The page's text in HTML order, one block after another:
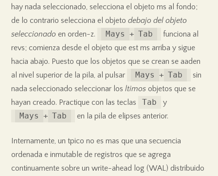
hay nada seleccionado, selecciona el objeto ms al fondo;
de lo contrario selecciona el objeto debajo del objeto
seleccionadoen orden-z. Mays + Tab
funciona al
revs; comienza desde el objeto que est ms arriba y sigue
hacia abajo. Puesto que los objetos que se crean se aaden
al nivel superior de la pila, al pulsar
Mays + Tab
sin
nada seleccionado seleccionar los ltimosobjetos que se
hayan creado. Practique con las teclas
Tab y
Mays + Tab en la pila de elipses anterior.
Internamente, un tpico no es mas que una secuencia
ordenada e inmutable de registros que se agrega
continuamente sobre un write-ahead log (WAL) distribuido